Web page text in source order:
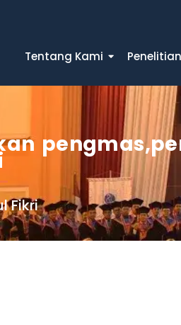
Tentang Kami Penelitian
pengmas,
Fikri